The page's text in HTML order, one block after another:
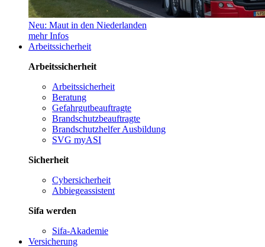
Neu: Maut in den Niederlanden
mehr Infos
Arbeitssicherheit
Arbeitssicherheit
Arbeitssicherheit
Beratung
Gefahrgutbeauftragte
Brandschutzbeauftragte
Brandschutzhelfer Ausbildung
SVG myASI
Sicherheit
Cybersicherheit
Abbiegeassistent
Sifa werden
Sifa-Akademie
Versicherung